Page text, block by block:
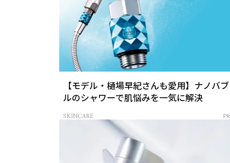
【モデル・樋場早紀さんも愛用】ナノバブ
ルのシャワーで肌悩みを一気に解決
SKINCARE PR